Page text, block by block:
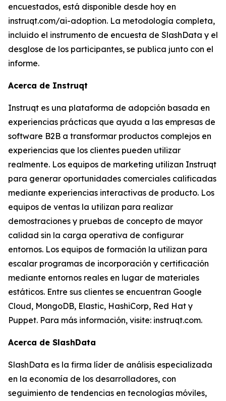
encuestados, está disponible desde hoy en
instruqt.com/ai-adoption. La metodología completa,
incluido el instrumento de encuesta de SlashData y el
desglose de los participantes, se publica junto con el
informe.
Acerca de Instruqt
Instruqt es una plataforma de adopción basada en
experiencias prácticas que ayuda a las empresas de
software B2B a transformar productos complejos en
experiencias que los clientes pueden utilizar
realmente. Los equipos de marketing utilizan Instruqt
para generar oportunidades comerciales calificadas
mediante experiencias interactivas de producto. Los
equipos de ventas la utilizan para realizar
demostraciones y pruebas de concepto de mayor
calidad sin la carga operativa de configurar
entornos. Los equipos de formación la utilizan para
escalar programas de incorporación y certificación
mediante entornos reales en lugar de materiales
estáticos. Entre sus clientes se encuentran Google
Cloud, MongoDB, Elastic, HashiCorp, Red Hat y
Puppet. Para más información, visite: instruqt.com.
Acerca de SlashData
SlashData es la firma líder de análisis especializada
en la economía de los desarrolladores, con
seguimiento de tendencias en tecnologías móviles,